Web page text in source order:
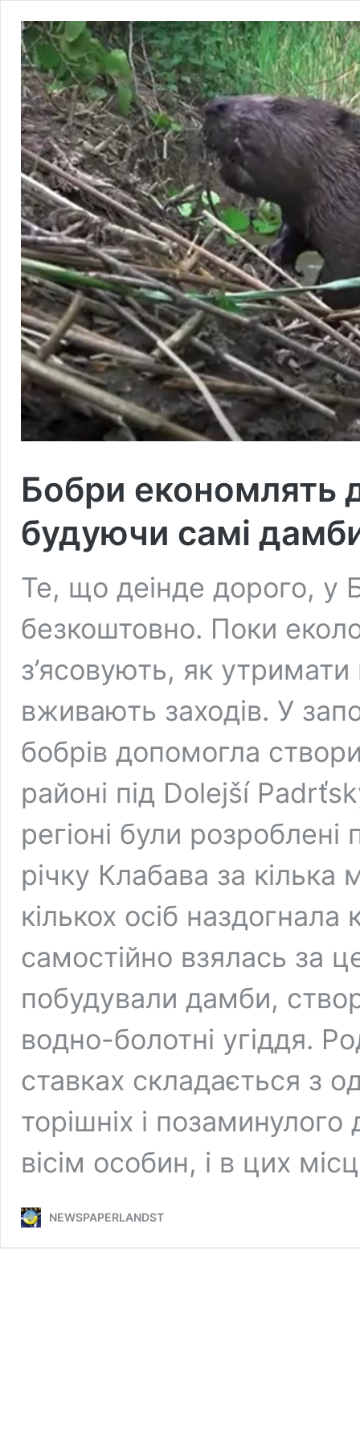
Бобри економлять
будуючи самі
Те, що деінде дорого, у
безкоштовно. Поки
з’ясовують, як
вживають заходів. У
бобрів допомогла
районі під Dolejší
регіоні були
річку Клабава за кілька
кількох осіб наздогнала
самостійно взялась за
побудували дамби,
водно-болотні угіддя.
ставках складається з
торішніх і
вісім особин, і в цих
NEWSPAPERLANDST